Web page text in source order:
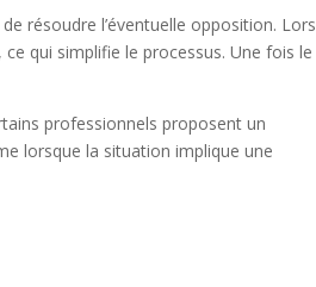
résoudre l’éventuelle opposition. Lors
qui simplifie le processus. Une fois le
professionnels proposent un
lorsque la situation implique une